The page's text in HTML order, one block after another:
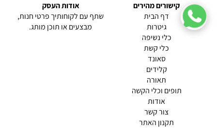
קישורים מהירים
דף הבית
גיטרות
כלי נשיפה
כלי קשת
סאונד
קלידים
תאורה
תופים וכלי הקשה
אודות
צור קשר
(current)
תקנון האתר
אודות העסק
שתף עם לקוחותיך פרטי חנות,
מבצעים או תוכן מותג.